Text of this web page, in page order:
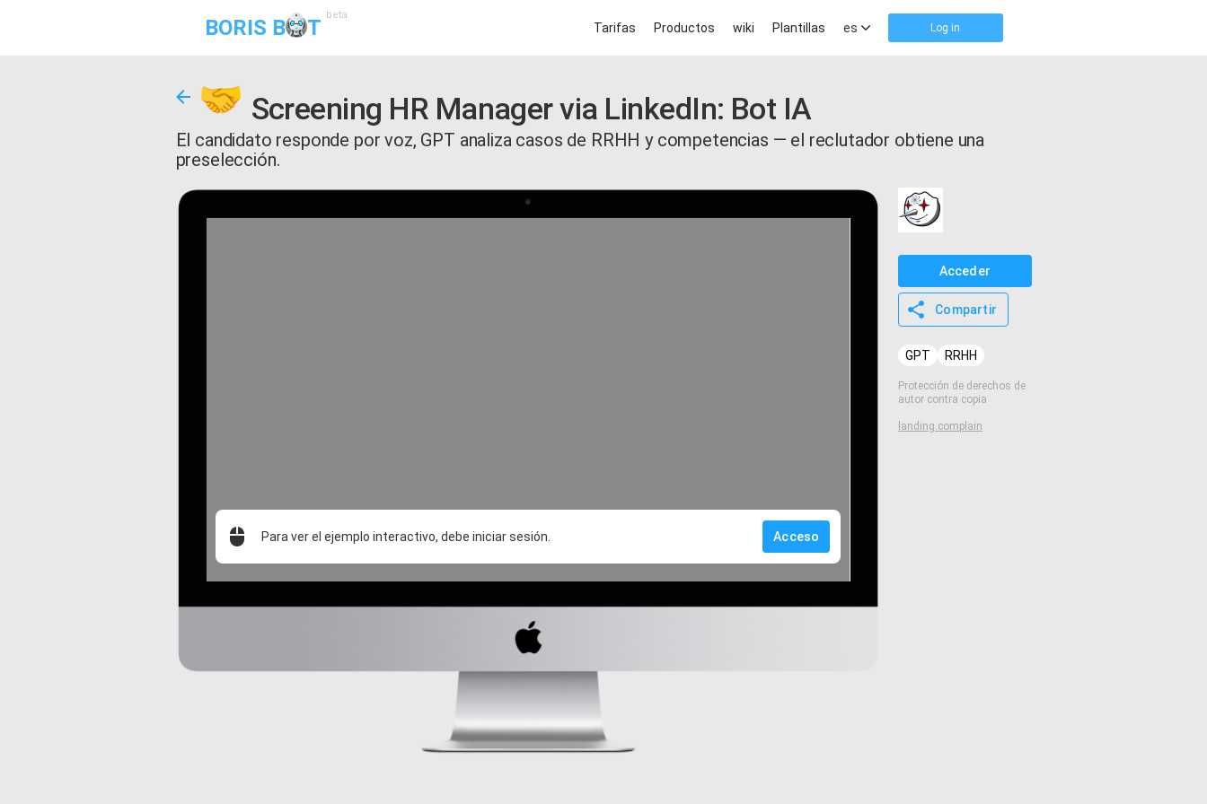
BORIS B T
beta
Tarifas Productos wiki Plantillas es Log in
Screening HR Manager via LinkedIn: Bot IA
El candidato responde por voz, GPT analiza casos de RRHH y competencias — el reclutador obtiene una
preselección.
Para ver el ejemplo interactivo, debe iniciar sesión. Acceso
Acceder
Compartir
GPT RRHH
Protección de derechos de
autor contra copia
landing.complain